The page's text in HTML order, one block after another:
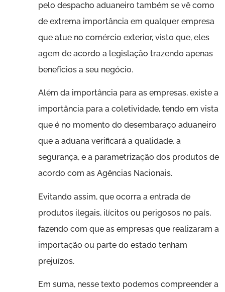
pelo despacho aduaneiro também se vê como
de extrema importância em qualquer empresa
que atue no comércio exterior, visto que, eles
agem de acordo a legislação trazendo apenas
benefícios a seu negócio.
Além da importância para as empresas, existe a
importância para a coletividade, tendo em vista
que é no momento do desembaraço aduaneiro
que a aduana verificará a qualidade, a
segurança, e a parametrização dos produtos de
acordo com as Agências Nacionais.
Evitando assim, que ocorra a entrada de
produtos ilegais, ilícitos ou perigosos no país,
fazendo com que as empresas que realizaram a
importação ou parte do estado tenham
prejuízos.
Em suma, nesse texto podemos compreender a